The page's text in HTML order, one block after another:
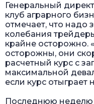
Генеральный
клуб аграрного
отмечает, что надо
колебания
крайне осторожно.
осторожны, они
расчетный курс с
максимальной
если курс отыграет
Последнюю